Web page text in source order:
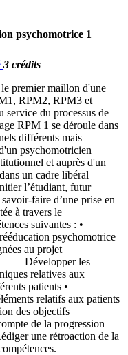
psychomotrice 1
3 crédits
premier maillon d'une
RPM2, RPM3 et
service du processus de
RPM 1 se déroule dans
différents mais
psychomotricien
et auprès d'un
un cadre libéral
l’étudiant, futur
faire d’une prise en
à travers le
suivantes : •
psychomotrice
au projet
• Développer les
relatives aux
patients •
relatifs aux patients
des objectifs
de la progression
une rétroaction de la